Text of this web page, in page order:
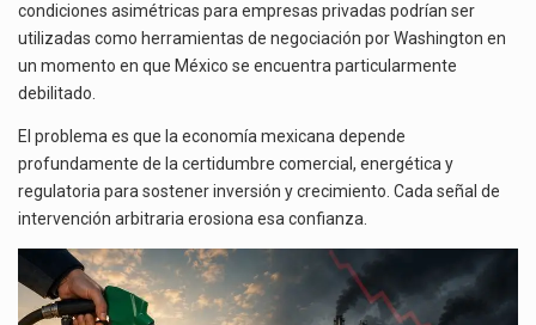
condiciones asimétricas para empresas privadas podrían ser
utilizadas como herramientas de negociación por Washington en
un momento en que México se encuentra particularmente
debilitado.
El problema es que la economía mexicana depende
profundamente de la certidumbre comercial, energética y
regulatoria para sostener inversión y crecimiento. Cada señal de
intervención arbitraria erosiona esa confianza.